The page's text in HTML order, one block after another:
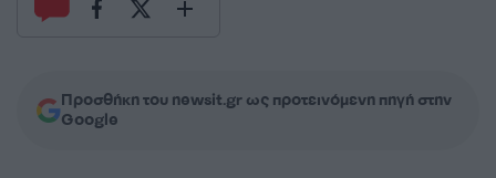
Προσθήκη του newsit.gr ως προτεινόμενη πηγή στην
Google